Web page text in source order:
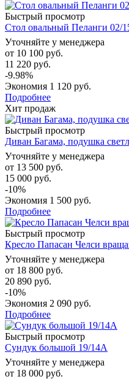
Быстрый просмотр
Стол овальный Пеланги 02/
Уточняйте у менеджера
от 10 100 руб.
11 220 руб.
-9.98%
Экономия 1 120 руб.
Подробнее
Хит продаж
Быстрый просмотр
Диван Багама, подушка
Уточняйте у менеджера
от 13 500 руб.
15 000 руб.
-10%
Экономия 1 500 руб.
Подробнее
Быстрый просмотр
Кресло Папасан Челси
Уточняйте у менеджера
от 18 800 руб.
20 890 руб.
-10%
Экономия 2 090 руб.
Подробнее
Быстрый просмотр
Сундук большой 19/14А
Уточняйте у менеджера
от 18 000 руб.